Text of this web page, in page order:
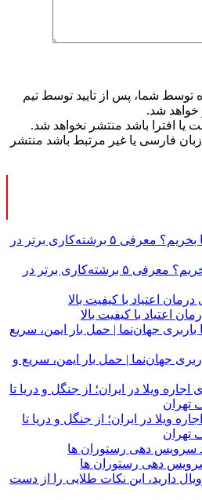
توسط شما، پس از تایید توسط تیم
شد.
یا افترا باشد منتشر نخواهد شد.
زبان فارسی یا غیر مرتبط باشد منتشر
قهوه باکیفیت از کجا بخریم؟ معرفی ۵ برشته‌کاری برتر در
جهان‌نما | حمل بار ایمن، سریع و
ویلا در ایران؛ از جنگل و دریا تا
تهران
دهی رستوران ها